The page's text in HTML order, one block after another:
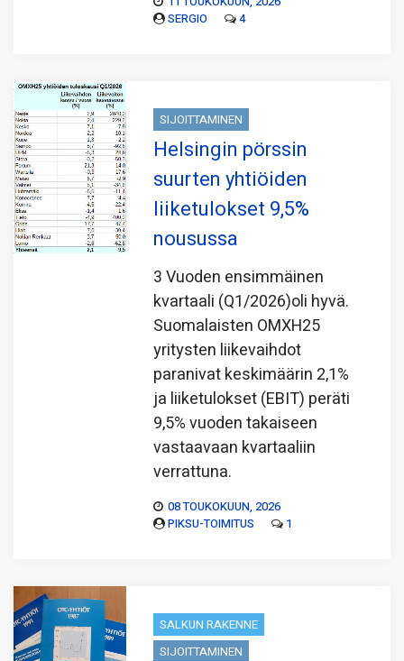
SERGIO
4
SIJOITTAMINEN
Helsingin pörssin
suurten yhtiöiden
liiketulokset 9,5%
nousussa
3 Vuoden ensimmäinen
kvartaali (Q1/2026)oli hyvä.
Suomalaisten OMXH25
yritysten liikevaihdot
paranivat keskimäärin 2,1%
ja liiketulokset (EBIT) peräti
9,5% vuoden takaiseen
vastaavaan kvartaaliin
verrattuna.
08 TOUKOKUUN, 2026
PIKSU-TOIMITUS
1
SALKUN RAKENNE
SIJOITTAMINEN